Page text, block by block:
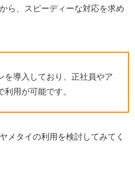
ら、スピーディーな対応を求め
を導入しており、正社員やア
用が可能です。
メタイの利用を検討してみてく